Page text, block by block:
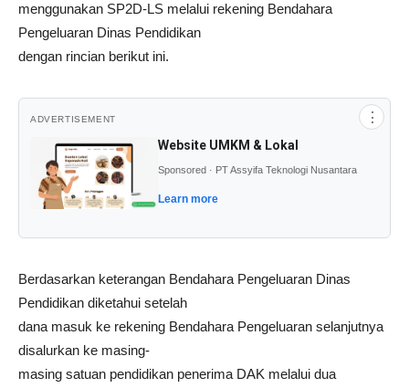
menggunakan SP2D-LS melalui rekening Bendahara
Pengeluaran Dinas Pendidikan
dengan rincian berikut ini.
ADVERTISEMENT ⋮
Website UMKM & Lokal
Sponsored · PT Assyifa Teknologi Nusantara
Learn more
Berdasarkan keterangan Bendahara Pengeluaran Dinas
Pendidikan diketahui setelah
dana masuk ke rekening Bendahara Pengeluaran selanjutnya
disalurkan ke masing-
masing satuan pendidikan penerima DAK melalui dua